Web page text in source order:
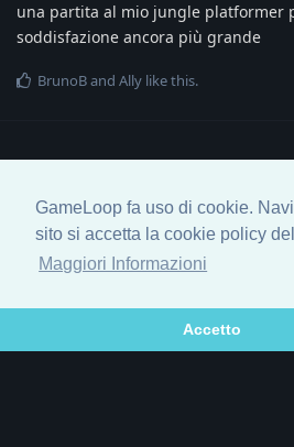
GameLoop fa uso di cookie.
sito si accetta la cookie policy
Maggiori Informazioni
Accetto
una partita al mio jungle platformer
soddisfazione ancora più grande
BrunoBand Ally like this.
Write a Reply...